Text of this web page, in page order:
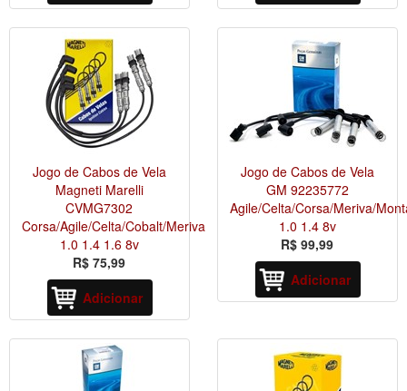
Jogo de Cabos de Vela
Magneti Marelli
CVMG7302
Corsa/Agile/Celta/Cobalt/Meriva
1.0 1.4 1.6 8v
R$ 75,99
Adicionar
Jogo de Cabos de Vela
GM 92235772
Agile/Celta/Corsa/Meriva/
1.0 1.4 8v
R$ 99,99
Adicionar